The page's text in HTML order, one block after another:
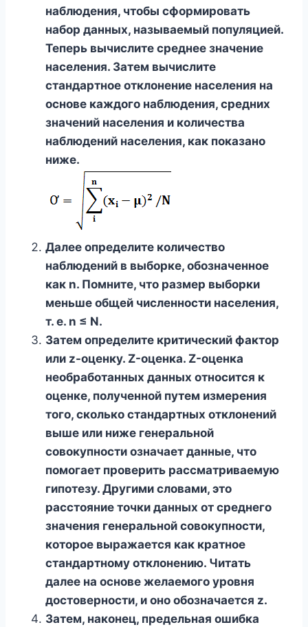
наблюдения, чтобы сформировать
набор данных, называемый популяцией.
Теперь вычислите среднее значение
населения. Затем вычислите
стандартное отклонение населения на
основе каждого наблюдения, средних
значений населения и количества
наблюдений населения, как показано
ниже.
Далее определите количество
наблюдений в выборке, обозначенное
как n. Помните, что размер выборки
меньше общей численности населения,
т. е. n ≤ N.
Затем определите критический фактор
или z-оценку. Z-оценка. Z-оценка
необработанных данных относится к
оценке, полученной путем измерения
того, сколько стандартных отклонений
выше или ниже генеральной
совокупности означает данные, что
помогает проверить рассматриваемую
гипотезу. Другими словами, это
расстояние точки данных от среднего
значения генеральной совокупности,
которое выражается как кратное
стандартному отклонению. Читать
далее на основе желаемого уровня
достоверности, и оно обозначается z.
Затем, наконец, предельная ошибка